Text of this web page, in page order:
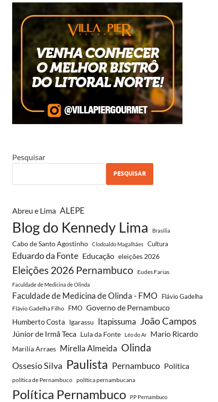
Pesquisar
PESQUISAR
Abreu e Lima ALEPE
Blog do Kennedy Lima Brasília
Cabo de Santo Agostinho Clodoaldo Magalhães Cultura
Eduardo da Fonte Educação eleições 2026
Eleições 2026 Pernambuco Eudes Farias
Faculdade de Medicina de Olinda
Faculdade de Medicina de Olinda - FMO Flávio Gadelha
Flávio Gadelha Filho FMO Governo de Pernambuco
Humberto Costa Igarassu Itapissuma João Campos
Júnior de Irmã Teca Lula da Fonte Léo do Ar Mario Ricardo
Marília Arraes Mirella Almeida Olinda
Ossesio Silva Paulista Pernambuco Política
política de Pernambuco política pernambucana
Política Pernambuco PP Pernambuco